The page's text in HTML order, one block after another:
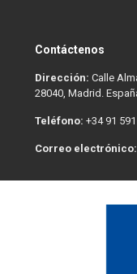
Contáctenos
Dirección: Calle
28040, Madrid.
Teléfono: +34 91
Correo electrónico: